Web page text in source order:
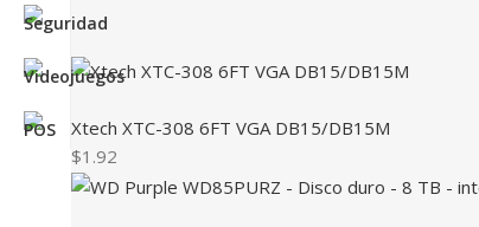
Xtech XTC-308 6FT VGA DB15/DB15M
$1.92